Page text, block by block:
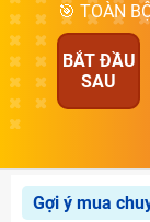
🎯 TOÀN
BẮT ĐẦU
SAU
Gợi ý mua